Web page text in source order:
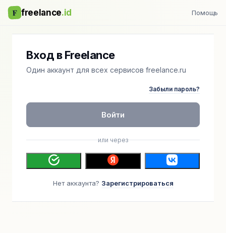
F freelance.id Помощь
Вход в Freelance
Один аккаунт для всех сервисов freelance.ru
Забыли пароль?
Войти
или через
Нет аккаунта? Зарегистрироваться